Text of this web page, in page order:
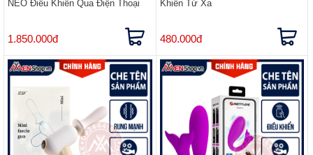
NEO Điều Khiển Qua Điện Thoại
1.850.000đ
Khiển Từ Xa
480.000đ